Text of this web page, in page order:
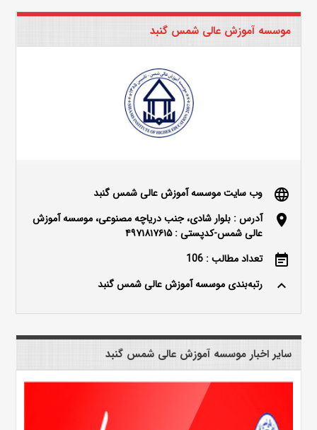
موسسه آموزش عالی شمس گنبد
language وب سایت موسسه آموزش عالی شمس گنبد
location_on
آدرس : بلوار شادی، جنب دریاچه مصنوعی، موسسه آموزش
عالی شمس-کدپستی : ۴۹۷۱۸۱۷۶۱۵
event_note تعداد مطالب : 106
keyboard_arrow_up رتبه‌بندی موسسه آموزش عالی شمس گنبد
سایر اخبار موسسه آموزش عالی شمس گنبد